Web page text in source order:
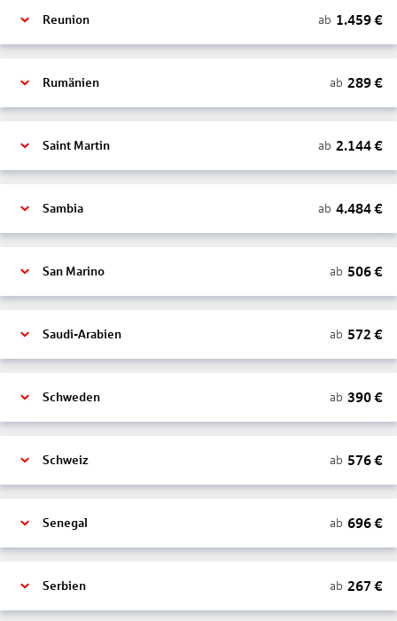
Reunion ab 1.459€
Rumänien ab 289€
Saint Martin ab 2.144€
Sambia ab 4.484€
San Marino ab 506€
Saudi-Arabien ab 572 €
Schweden ab 390€
Schweiz ab 576€
Senegal ab 696€
Serbien ab 267 €